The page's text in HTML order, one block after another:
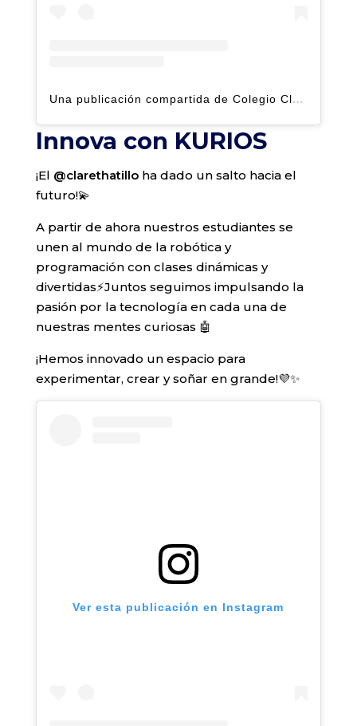
Una publicación compartida de Colegio Claret | Alto Hatillo (@clarethatillo)
Innova con KURIOS
¡El @clarethatilloha dado un salto hacia el
futuro!💫
A partir de ahora nuestros estudiantes se
unen al mundo de la robótica y
programación con clases dinámicas y
divertidas⚡️Juntos seguimos impulsando la
pasión por la tecnología en cada una de
nuestras mentes curiosas 🤖
¡Hemos innovado un espacio para
experimentar, crear y soñar en grande!💜✨
Ver esta publicación en Instagram